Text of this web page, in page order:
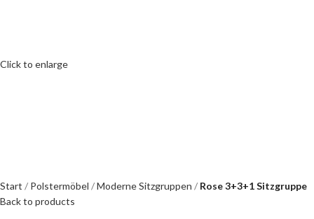
Click to enlarge
Start Polstermöbel Moderne Sitzgruppen
Rose 3+3+1 Sitzgruppe
Back to products